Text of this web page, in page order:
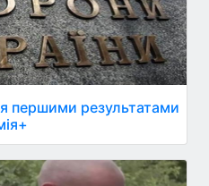
першими результатами